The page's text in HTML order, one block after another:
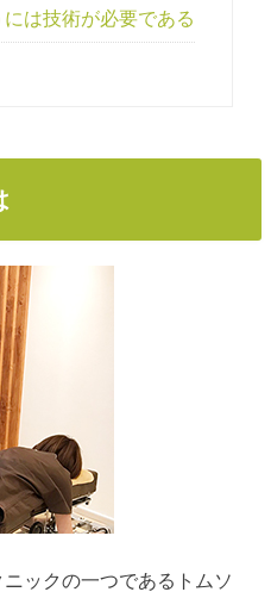
は技術が必要である
ックの一つであるトムソ